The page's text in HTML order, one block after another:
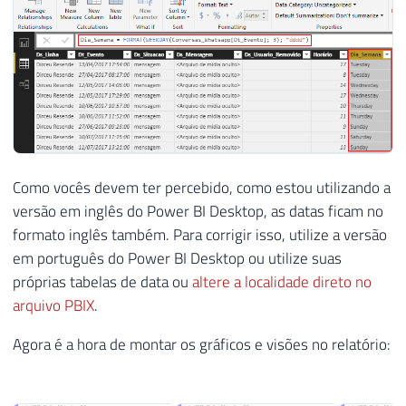
74
75
76
77
78
79
80
82
83
84
85
86
87
89
UPDATE dbo.
Conversas_Whatsapp
SET Ds_Linha = LTRIM( REPLACE (
UPDATE dbo.
SET
    Ds_Linha
= REPLACE(LEFT(Ds_Mensagem
    Ds_Mensagem
    Ds_Usuario_Removido
= REPLACE(LEFT(
Como vocês devem ter percebido, como estou utilizando a
versão em inglês do Power BI Desktop, as datas ficam no
formato inglês também. Para corrigir isso, utilize a versão
em português do Power BI Desktop ou utilize suas
próprias tabelas de data oualtere a localidade direto no
arquivo PBIX.
Agora é a hora de montar os gráficos e visões no relatório: